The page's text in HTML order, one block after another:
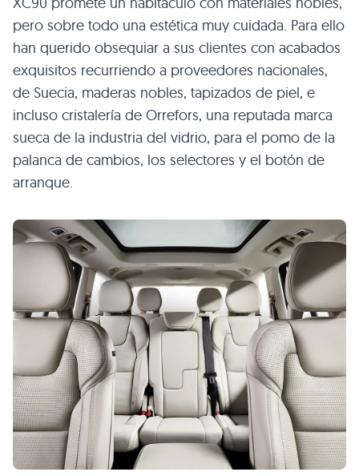
pero sobre todo una estética muy cuidada. Para ello
han querido obsequiar a sus clientes con acabados
exquisitos recurriendo a proveedores nacionales,
de Suecia, maderas nobles, tapizados de piel, e
incluso cristalería de Orrefors, una reputada marca
sueca de la industria del vidrio, para el pomo de la
palanca de cambios, los selectores y el botón de
arranque.